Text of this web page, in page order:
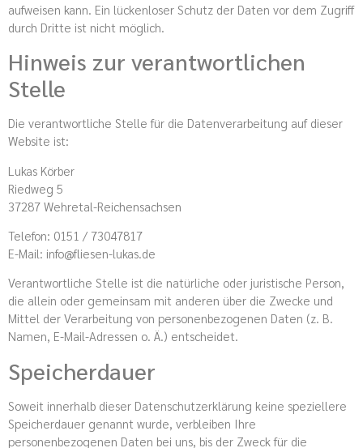
aufweisen kann. Ein lückenloser Schutz der Daten vor dem Zugriff
durch Dritte ist nicht möglich.
Hinweis zur verantwortlichen
Stelle
Die verantwortliche Stelle für die Datenverarbeitung auf dieser
Website ist:
Lukas Körber
Riedweg 5
37287 Wehretal-Reichensachsen
Telefon: 0151 / 73047817
E-Mail: info@fliesen-lukas.de
Verantwortliche Stelle ist die natürliche oder juristische Person,
die allein oder gemeinsam mit anderen über die Zwecke und
Mittel der Verarbeitung von personenbezogenen Daten (z. B.
Namen, E-Mail-Adressen o. Ä.) entscheidet.
Speicherdauer
Soweit innerhalb dieser Datenschutzerklärung keine speziellere
Speicherdauer genannt wurde, verbleiben Ihre
personenbezogenen Daten bei uns, bis der Zweck für die